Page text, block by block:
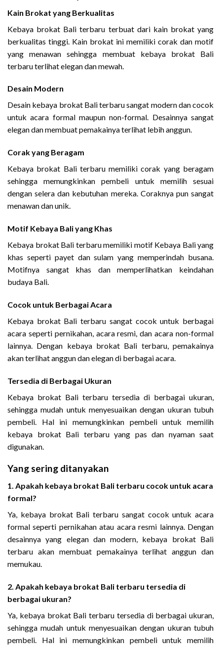
Kain Brokat yang Berkualitas
Kebaya brokat Bali terbaru terbuat dari kain brokat yang
berkualitas tinggi. Kain brokat ini memiliki corak dan motif
yang menawan sehingga membuat kebaya brokat Bali
terbaru terlihat elegan dan mewah.
Desain Modern
Desain kebaya brokat Bali terbaru sangat modern dan cocok
untuk acara formal maupun non-formal. Desainnya sangat
elegan dan membuat pemakainya terlihat lebih anggun.
Corak yang Beragam
Kebaya brokat Bali terbaru memiliki corak yang beragam
sehingga memungkinkan pembeli untuk memilih sesuai
dengan selera dan kebutuhan mereka. Coraknya pun sangat
menawan dan unik.
Motif Kebaya Bali yang Khas
Kebaya brokat Bali terbaru memiliki motif Kebaya Bali yang
khas seperti payet dan sulam yang memperindah busana.
Motifnya sangat khas dan memperlihatkan keindahan
budaya Bali.
Cocok untuk Berbagai Acara
Kebaya brokat Bali terbaru sangat cocok untuk berbagai
acara seperti pernikahan, acara resmi, dan acara non-formal
lainnya. Dengan kebaya brokat Bali terbaru, pemakainya
akan terlihat anggun dan elegan di berbagai acara.
Tersedia di Berbagai Ukuran
Kebaya brokat Bali terbaru tersedia di berbagai ukuran,
sehingga mudah untuk menyesuaikan dengan ukuran tubuh
pembeli. Hal ini memungkinkan pembeli untuk memilih
kebaya brokat Bali terbaru yang pas dan nyaman saat
digunakan.
Yang sering ditanyakan
1. Apakah kebaya brokat Bali terbaru cocok untuk acara
formal?
Ya, kebaya brokat Bali terbaru sangat cocok untuk acara
formal seperti pernikahan atau acara resmi lainnya. Dengan
desainnya yang elegan dan modern, kebaya brokat Bali
terbaru akan membuat pemakainya terlihat anggun dan
memukau.
2. Apakah kebaya brokat Bali terbaru tersedia di
berbagai ukuran?
Ya, kebaya brokat Bali terbaru tersedia di berbagai ukuran,
sehingga mudah untuk menyesuaikan dengan ukuran tubuh
pembeli. Hal ini memungkinkan pembeli untuk memilih